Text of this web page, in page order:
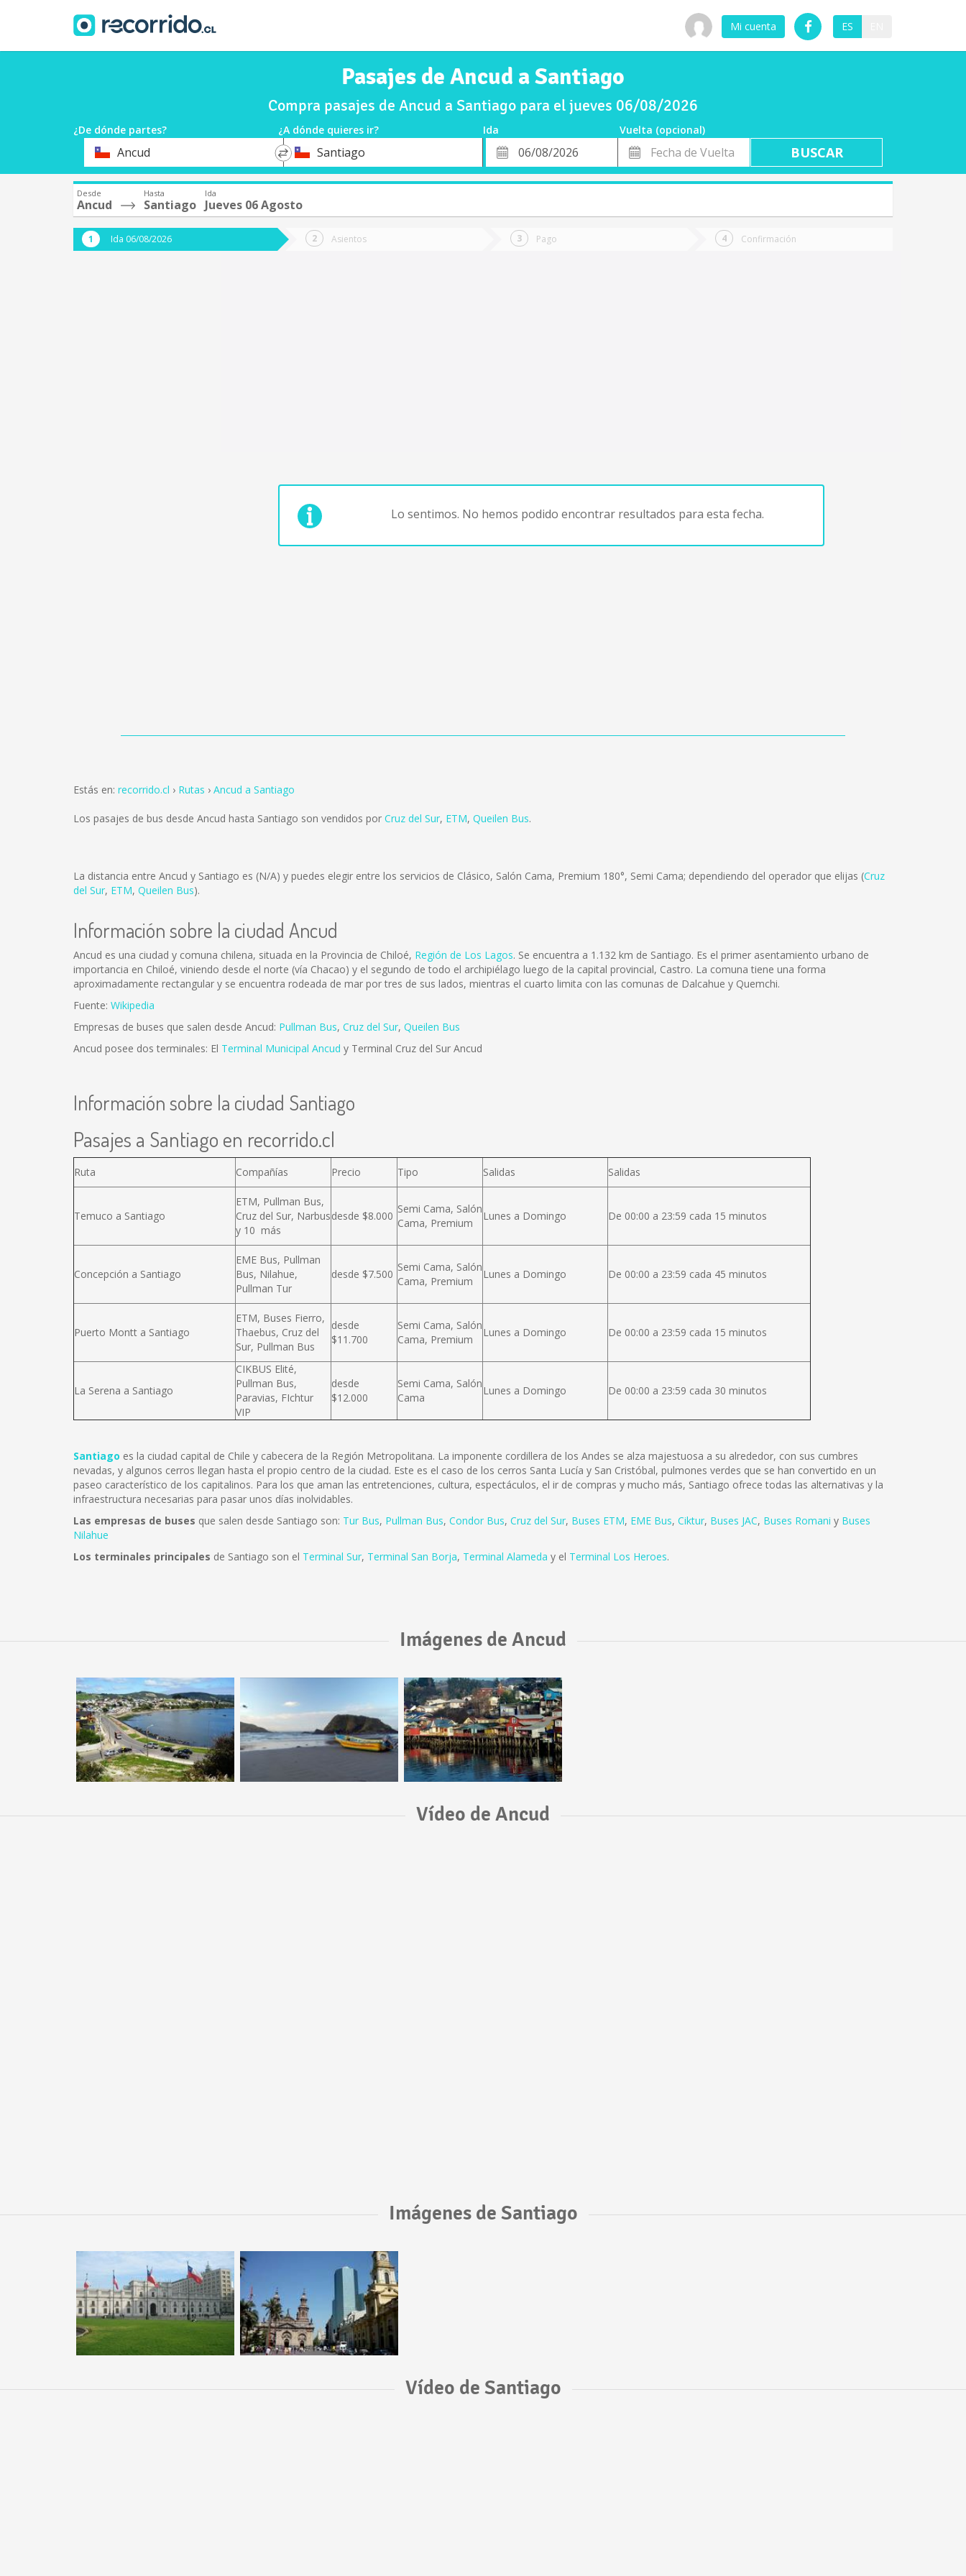
Mi cuenta ES
Pasajes de Ancud a Santiago
Compra pasajes de Ancud a Santiago para el jueves 06/08/2026
¿De dónde partes? ¿A dónde quieres ir? Ida
Vuelta (opcional)
OrigenAncud
*
DestinoSantiago
Fecha
de
Fecha
de
Vuelta
Desde
Ancud
Hasta
Santiago
Ida
Jueves 06 Agosto
Ida 06/08/2026 Asientos Pago Confirmación
Lo sentimos. No hemos podido encontrar resultados para esta fecha.
Estás en: recorrido.cl Rutas Ancud a Santiago
Los pasajes de bus desde Ancud hasta Santiago son vendidos por Cruz del Sur, ETM, Queilen Bus.
La distancia entre Ancud y Santiago es (N/A) y puedes elegir entre los servicios de Clásico, Salón Cama, Premium 180°, Semi Cama; dependiendo del operador que elijas (Cruz
del Sur, ETM, Queilen Bus).
Información sobre la ciudad Ancud
Ancud es una ciudad y comuna chilena, situada en la Provincia de Chiloé, Región de Los Lagos. Se encuentra a 1.132 km de Santiago. Es el primer asentamiento urbano de
importancia en Chiloé, viniendo desde el norte (vía Chacao) y el segundo de todo el archipiélago luego de la capital provincial, Castro. La comuna tiene una forma
aproximadamente rectangular y se encuentra rodeada de mar por tres de sus lados, mientras el cuarto limita con las comunas de Dalcahue y Quemchi.
Fuente: Wikipedia
Empresas de buses que salen desde Ancud: Pullman Bus, Cruz del Sur, Queilen Bus
Ancud posee dos terminales: El Terminal Municipal Ancud y Terminal Cruz del Sur Ancud
Información sobre la ciudad Santiago
Pasajes a Santiago en recorrido.cl
Ruta Compañías Precio Tipo Salidas Salidas
Temuco a Santiago
ETM, Pullman Bus,
Cruz del Sur, Narbus
y 10 más
desde $8.000
Semi Cama, Salón
Cama, Premium
Lunes a Domingo De 00:00 a 23:59 cada 15 minutos
Concepción a Santiago
EME Bus, Pullman
Bus, Nilahue,
Pullman Tur
desde $7.500
Semi Cama, Salón
Cama, Premium
Lunes a Domingo De 00:00 a 23:59 cada 45 minutos
Puerto Montt a Santiago
ETM, Buses Fierro,
Thaebus, Cruz del
Sur, Pullman Bus
desde
$11.700
Semi Cama, Salón
Cama, Premium
Lunes a Domingo De 00:00 a 23:59 cada 15 minutos
La Serena a Santiago
CIKBUS Elité,
Pullman Bus,
Paravias, FIchtur
VIP
desde
$12.000
Semi Cama, Salón
Cama
Lunes a Domingo De 00:00 a 23:59 cada 30 minutos
Santiago es la ciudad capital de Chile y cabecera de la Región Metropolitana. La imponente cordillera de los Andes se alza majestuosa a su alrededor, con sus cumbres
nevadas, y algunos cerros llegan hasta el propio centro de la ciudad. Este es el caso de los cerros Santa Lucía y San Cristóbal, pulmones verdes que se han convertido en un
paseo característico de los capitalinos. Para los que aman las entretenciones, cultura, espectáculos, el ir de compras y mucho más, Santiago ofrece todas las alternativas y la
infraestructura necesarias para pasar unos días inolvidables.
Las empresas de buses que salen desde Santiago son: Tur Bus, Pullman Bus, Condor Bus, Cruz del Sur, Buses ETM, EME Bus, Ciktur, Buses JAC, Buses Romani y Buses
Nilahue
Los terminales principales de Santiago son el Terminal Sur, Terminal San Borja, Terminal Alameda y el Terminal Los Heroes.
Imágenes de Ancud
Vídeo de Ancud
Imágenes de Santiago
Vídeo de Santiago